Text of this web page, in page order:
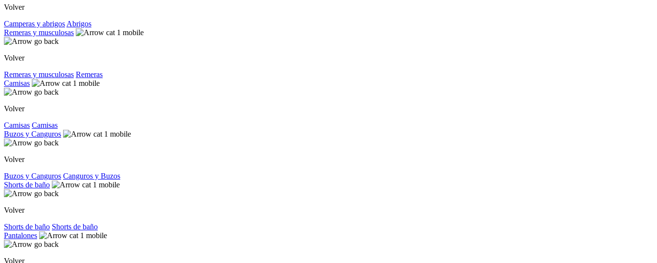
Volver
Camperas y abrigos Abrigos
Remeras y musculosas
Volver
Remeras y musculosas Remeras
Camisas
Volver
Camisas Camisas
Buzos y Canguros
Volver
Buzos y Canguros Canguros y Buzos
Shorts de baño
Volver
Shorts de baño Shorts de baño
Pantalones
Volver